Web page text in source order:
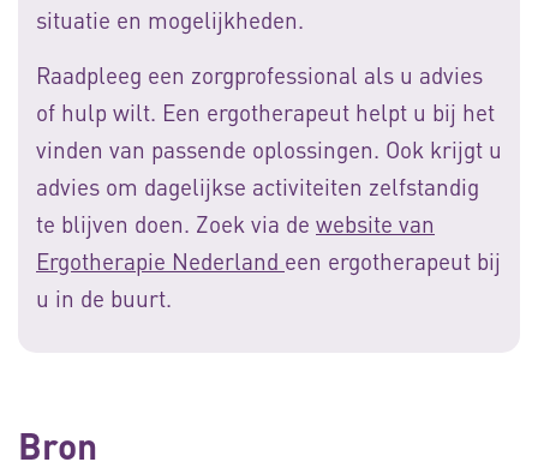
situatie en mogelijkheden.
Raadpleeg een zorgprofessional als u advies
of hulp wilt. Een ergotherapeut helpt u bij het
vinden van passende oplossingen. Ook krijgt u
advies om dagelijkse activiteiten zelfstandig
te blijven doen. Zoek via de website van
Ergotherapie Nederland een ergotherapeut bij
u in de buurt.
Bron